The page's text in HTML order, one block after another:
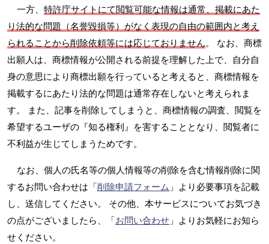
一方、 特許庁サイトにて閲覧可能な情報は通常、掲載にあた
り法的な問題（名誉毀損等）がなく表現の自由の範囲内と考え
られることから削除依頼等には応じておりません。 なお、商標
出願人は、商標情報が公開される前提を理解した上で、自分自
身の意思により商標出願を行っていると考えると、商標情報を
掲載するにあたり法的な問題は通常存在しないと考えられま
す。 また、記事を削除してしまうと、商標情報の調査、閲覧を
希望するユーザの『知る権利』を害することとなり、閲覧者に
不利益が生じてしまうためです。
なお、個人の氏名等の個人情報等の削除を含む情報削除に関
するお問い合わせは「削除申請フォーム 」より必要事項を記載
し、送信してください。 その他、本サービスについてお気づき
の点がございましたら、「お問い合わせ 」よりお気軽にお知ら
せください。